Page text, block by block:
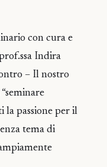
con cura e
Indira
– Il nostro
la passione per il
tema di